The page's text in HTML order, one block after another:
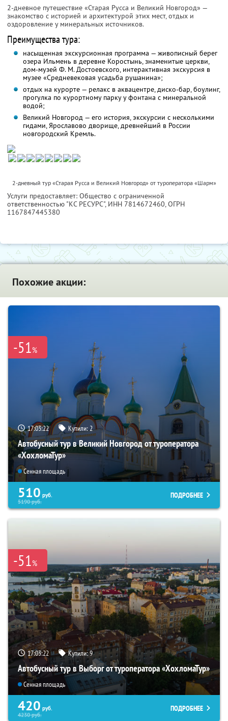
2-дневное путешествие «Старая Русса и Великий Новгород» —
знакомство с историей и архитектурой этих мест, отдых и
оздоровление у минеральных источников.
Преимущества тура:
насыщенная экскурсионная программа — живописный берег
озера Ильмень в деревне Коростынь, знаменитые церкви,
дом-музей Ф. М. Достоевского, интерактивная экскурсия в
музее «Средневековая усадьба рушанина»;
отдых на курорте — релакс в аквацентре, диско-бар, боулинг,
прогулка по курортному парку у фонтана с минеральной
водой;
Великий Новгород — его история, экскурсии с несколькими
гидами, Ярославово дворище, древнейший в России
новгородский Кремль.
2-дневный тур «Старая Русса и Великий Новгород» от туроператора «Шарм»
Услуги предоставляет: Общество с ограниченной
ответственностью "КС РЕСУРС", ИНН 7814672460, ОГРН
1167847445380
Похожие акции:
-51%
17:03:21 Купили:2
Автобусный тур в Великий Новгород от туроператора
«ХохломаТур»
Сенная площадь
510 руб.
5190руб.
ПОДРОБНЕЕ
-51%
17:03:21 Купили:9
Автобусный тур в Выборг от туроператора «ХохломаТур»
Сенная площадь
420 руб.
4230руб.
ПОДРОБНЕЕ